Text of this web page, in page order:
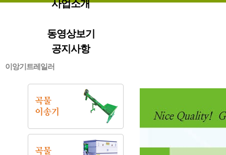
사업소개
동영상보기
공지사항
이앙기트레일러